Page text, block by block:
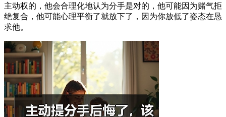
主动权的，他会合理化地认为分手是对的，他可能因为赌气拒
绝复合，他可能心理平衡了就放下了，因为你放低了姿态在恳
求他。